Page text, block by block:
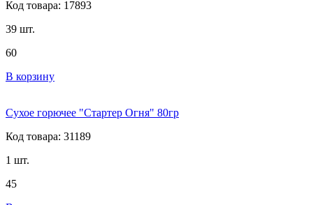
Код товара: 17893
39 шт.
60
В корзину
Сухое горючее "Стартер Огня" 80гр
Код товара: 31189
1 шт.
45